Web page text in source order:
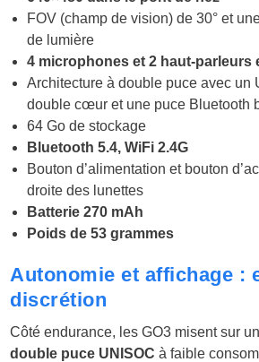
FOV (champ de vision) de 30° et
de lumière
4 microphones et 2 haut-parleurs
Architecture à double puce avec un
double cœur et une puce Bluetooth
64 Go de stockage
Bluetooth 5.4, WiFi 2.4G
Bouton d’alimentation et bouton
droite des lunettes
Batterie 270 mAh
Poids de 53 grammes
Autonomie et affichage :
discrétion
Côté endurance, les GO3 misent sur
double puce UNISOC à faible